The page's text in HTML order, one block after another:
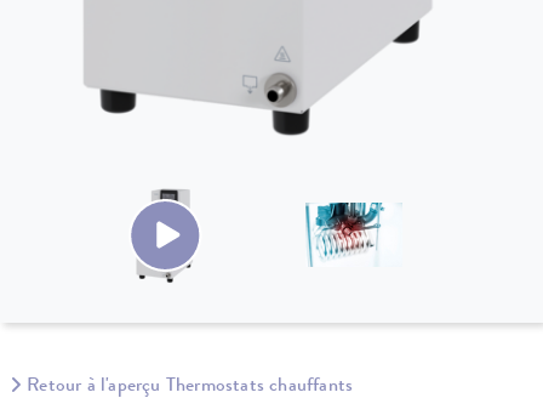
Retour à l'aperçu Thermostats chauffants